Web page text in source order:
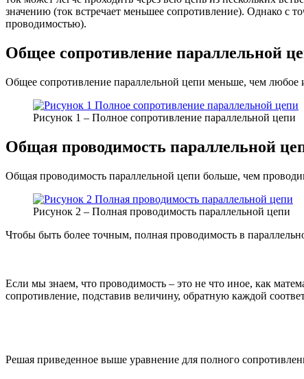
значению (ток встречает меньшее сопротивление). Однако с
проводимостью).
Общее сопротивление параллельной
Общее сопротивление параллельной цепи меньше, чем любое
Рисунок 1 – Полное сопротивление параллельной цепи
Общая проводимость параллельной
Общая проводимость параллельной цепи больше, чем
Рисунок 2 – Полная проводимость параллельной цепи
Чтобы быть более точным, полная проводимость в
Если мы знаем, что проводимость – это не что иное, как
сопротивление, подставив величину, обратную каждой
Решая приведенное выше уравнение для полного